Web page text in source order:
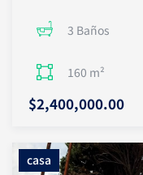
3 Baños
160 m²
$2,400,000.00
casa